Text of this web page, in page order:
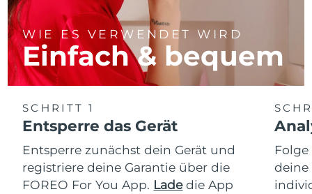
WIE ES VERWENDET WIRD
Einfach & bequem
SCHRITT 1
Entsperre das Gerät
Entsperre zunächst dein Gerät und
registriere deine Garantie über die
FOREO For You App. Ladedie App
deine